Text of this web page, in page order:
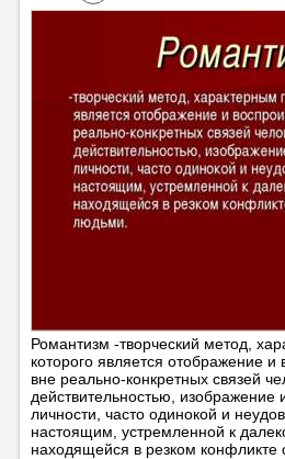
Романтизм -творческий метод,
которого является отображение и
вне реально-конкретных связей
действительностью, изображение
личности, часто одинокой и
настоящим, устремленной к
находящейся в резком